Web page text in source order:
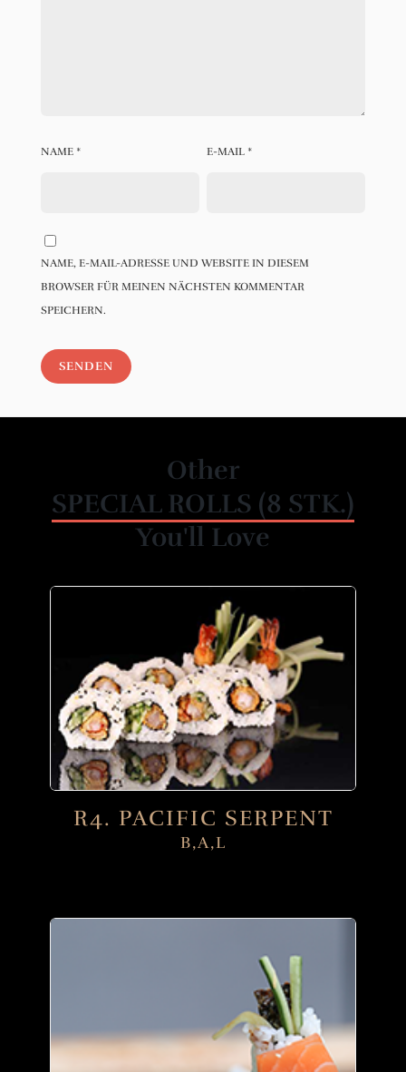
NAME * E-MAIL *
NAME, E-MAIL-ADRESSE UND WEBSITE IN DIESEM
BROWSER FÜR MEINEN NÄCHSTEN KOMMENTAR
SPEICHERN.
Other
SPECIAL ROLLS (8 STK.)
You'll Love
R4. PACIFIC SERPENT
B,A,L